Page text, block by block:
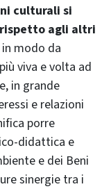
culturali si
agli altri
modo da
viva e volta ad
in grande
e relazioni
porre
didattica e
e dei Beni
sinergie tra i